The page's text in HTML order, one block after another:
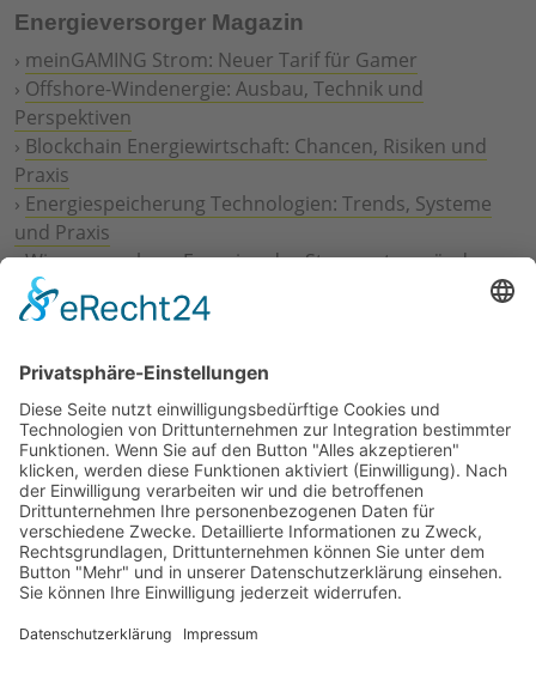
Energieversorger Magazin
› meinGAMING Strom: Neuer Tarif für Gamer
› Offshore-Windenergie: Ausbau, Technik und
Perspektiven
› Blockchain Energiewirtschaft: Chancen, Risiken und
Praxis
› Energiespeicherung Technologien: Trends, Systeme
und Praxis
›Wie erneuerbare Energien das Stromnetz verändern
Digitalisierung Energiewirtschaft: Effizienz, Netze und
Prozesse
Geschäftsmodelle
›Vorstandswechsel Westenergie: Böddeling übernimmt
befristet
›Wasserstoff-Hochlauf: Dialog, Infrastruktur und
konkrete Schritte
›Solaranlage Regenbogenfarben: FC St. Pauli und
LichtBlick installieren erste weltweite Anlage
Jetzt an der STUDIE360 teilnehmen
Wir möchten Transparenz mit einheitlichen Kriterien